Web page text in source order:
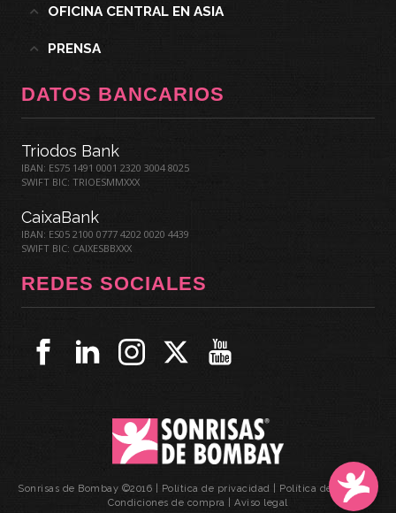
OFICINA CENTRAL EN ASIA
PRENSA
DATOS BANCARIOS
Triodos Bank
IBAN: ES75 1491 0001 2320 3004 8025
SWIFT BIC: TRIOESMMXXX
CaixaBank
IBAN: ES05 2100 0777 4202 0020 4439
SWIFT BIC: CAIXESBBXXX
REDES SOCIALES
Sonrisas de Bombay ©2016 | Política de privacidad Política de cookies
|
Condiciones de compra
|Aviso legal